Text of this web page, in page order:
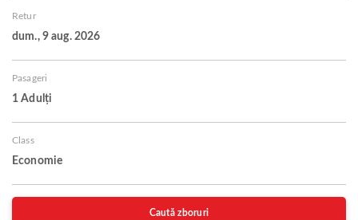
Retur
dum., 9 aug. 2026
Pasageri
1 Adulți
Class
Economie
Caută zboruri